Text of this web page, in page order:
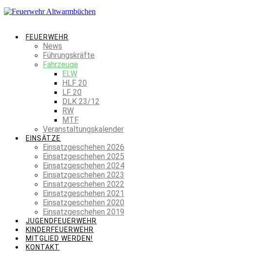
FEUERWEHR
News
Führungskräfte
Fahrzeuge
ELW
HLF 20
LF 20
DLK 23/12
RW
MTF
Veranstaltungskalender
EINSÄTZE
Einsatzgeschehen 2026
Einsatzgeschehen 2025
Einsatzgeschehen 2024
Einsatzgeschehen 2023
Einsatzgeschehen 2022
Einsatzgeschehen 2021
Einsatzgeschehen 2020
Einsatzgeschehen 2019
JUGENDFEUERWEHR
KINDERFEUERWEHR
MITGLIED WERDEN!
KONTAKT